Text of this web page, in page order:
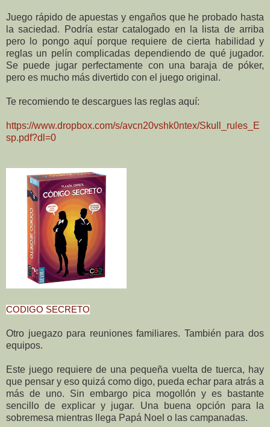
Juego rápido de apuestas y engaños que he probado hasta
la saciedad. Podría estar catalogado en la lista de arriba
pero lo pongo aquí porque requiere de cierta habilidad y
reglas un pelín complicadas dependiendo de qué jugador.
Se puede jugar perfectamente con una baraja de póker,
pero es mucho más divertido con el juego original.
Te recomiendo te descargues las reglas aquí:
https://www.dropbox.com/s/avcn20vshk0ntex/Skull_rules_E
sp.pdf?dl=0
CODIGO SECRETO
Otro juegazo para reuniones familiares. También para dos
equipos.
Este juego requiere de una pequeña vuelta de tuerca, hay
que pensar y eso quizá como digo, pueda echar para atrás a
más de uno. Sin embargo pica mogollón y es bastante
sencillo de explicar y jugar. Una buena opción para la
sobremesa mientras llega Papá Noel o las campanadas.